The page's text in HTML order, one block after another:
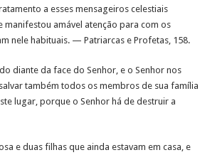
a esses mensageiros celestiais
amável atenção para com os
nele habituais. — Patriarcas e Profetas, 158.
diante da face do Senhor, e o Senhor nos
também todos os membros de sua família
lugar, porque o Senhor há de destruir a
e duas filhas que ainda estavam em casa, e